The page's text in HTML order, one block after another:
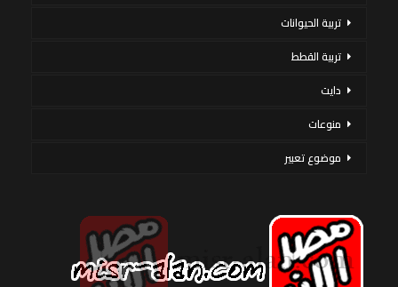
تربية الحيوانات
تربية القطط
دايت
منوعات
موضوع تعبير